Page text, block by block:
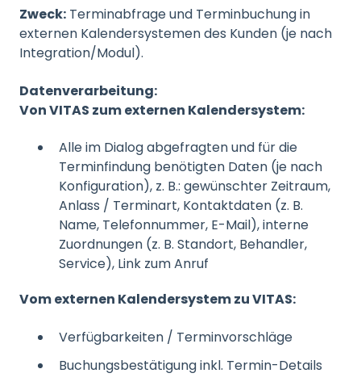
Zweck: Terminabfrage und Terminbuchung in
externen Kalendersystemen des Kunden (je nach
Integration/Modul).
Datenverarbeitung:
Von VITAS zum externen Kalendersystem:
Alle im Dialog abgefragten und für die
Terminfindung benötigten Daten (je nach
Konfiguration), z. B.: gewünschter Zeitraum,
Anlass / Terminart, Kontaktdaten (z. B.
Name, Telefonnummer, E-Mail), interne
Zuordnungen (z. B. Standort, Behandler,
Service), Link zum Anruf
Vom externen Kalendersystem zu VITAS:
Verfügbarkeiten / Terminvorschläge
Buchungsbestätigung inkl. Termin-Details